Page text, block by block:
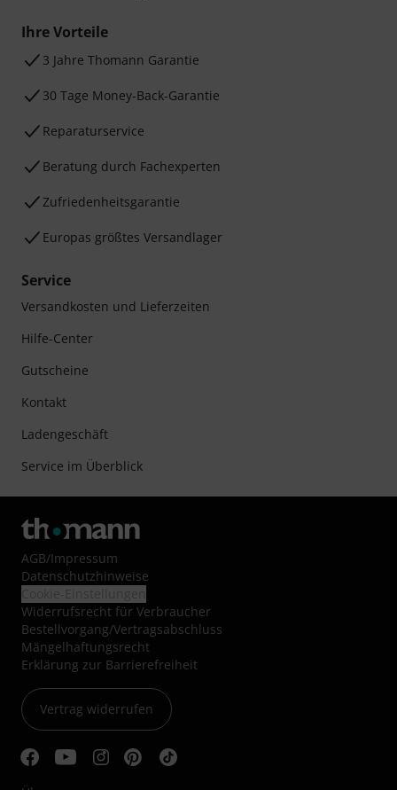
Ihre Vorteile
3 Jahre Thomann Garantie
30 Tage Money-Back-Garantie
Reparaturservice
Beratung durch Fachexperten
Zufriedenheitsgarantie
Europas größtes Versandlager
Service
Versandkosten und Lieferzeiten
Hilfe-Center
Gutscheine
Kontakt
Ladengeschäft
Service im Überblick
AGB/Impressum
Datenschutzhinweise
Widerrufsrecht für Verbraucher
Bestellvorgang/Vertragsabschluss
Mängelhaftungsrecht
Erklärung zur Barrierefreiheit
Vertrag widerrufen